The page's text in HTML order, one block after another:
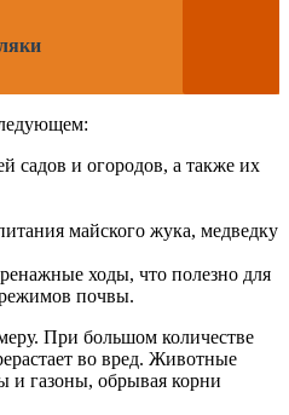
садов и огородов, а также их
майского жука, медведку
ходы, что полезно для
почвы.
При большом количестве
во вред. Животные
и газоны, обрывая корни